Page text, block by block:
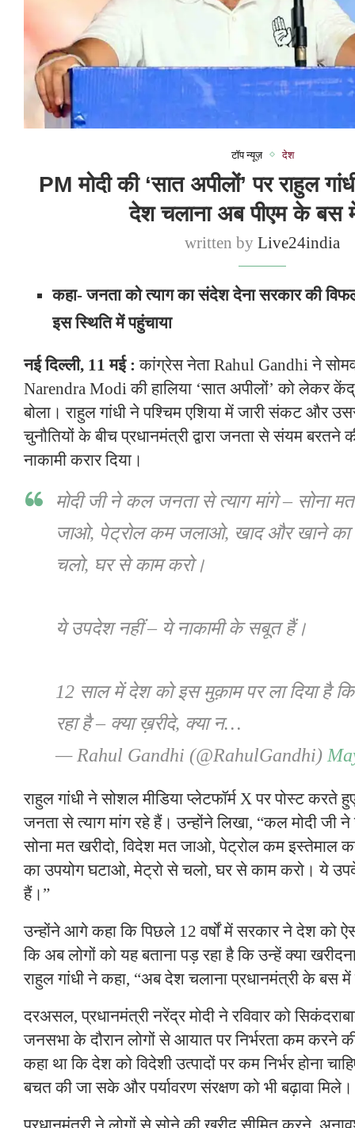
टॉप न्यूज़ देश
PM मोदी की ‘सात अपीलों’ पर राहुल
देश चलाना अब पीएम के बस
written byLive24india
कहा- जनता को त्याग का संदेश देना सरकार की
इस स्थिति में पहुंचाया
नई दिल्ली, 11 मई :कांग्रेस नेता Rahul Gandhi ने
Narendra Modi की हालिया ‘सात अपीलों’ को लेकर
बोला। राहुल गांधी ने पश्चिम एशिया में जारी संकट और
चुनौतियों के बीच प्रधानमंत्री द्वारा जनता से संयम
नाकामी करार दिया।
मोदी जी ने कल जनता से त्याग मांगे – सोना
जाओ, पेट्रोल कम जलाओ, खाद और खाने का
चलो, घर से काम करो।
ये उपदेश नहीं – ये नाकामी के सबूत हैं।
12 साल में देश को इस मुक़ाम पर ला दिया है
रहा है – क्या ख़रीदे, क्या न…
— Rahul Gandhi (@RahulGandhi)
राहुल गांधी ने सोशल मीडिया प्लेटफॉर्म X पर पोस्ट करते
जनता से त्याग मांग रहे हैं। उन्होंने लिखा, “कल मोदी जी
सोना मत खरीदो, विदेश मत जाओ, पेट्रोल कम इस्तेमाल
का उपयोग घटाओ, मेट्रो से चलो, घर से काम करो। ये
हैं।”
उन्होंने आगे कहा कि पिछले 12 वर्षों में सरकार ने देश को
कि अब लोगों को यह बताना पड़ रहा है कि उन्हें क्या
राहुल गांधी ने कहा, “अब देश चलाना प्रधानमंत्री के बस में
दरअसल, प्रधानमंत्री नरेंद्र मोदी ने रविवार को
जनसभा के दौरान लोगों से आयात पर निर्भरता कम करने
कहा था कि देश को विदेशी उत्पादों पर कम निर्भर होना
बचत की जा सके और पर्यावरण संरक्षण को भी बढ़ावा मिले।